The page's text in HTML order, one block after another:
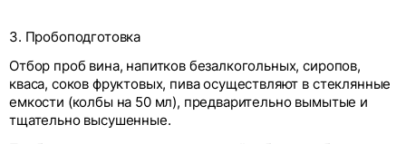
3. Пробоподготовка
Отбор проб вина, напитков безалкогольных, сиропов,
кваса, соков фруктовых, пива осуществляют в стеклянные
емкости (колбы на 50 мл), предварительно вымытые и
тщательно высушенные.